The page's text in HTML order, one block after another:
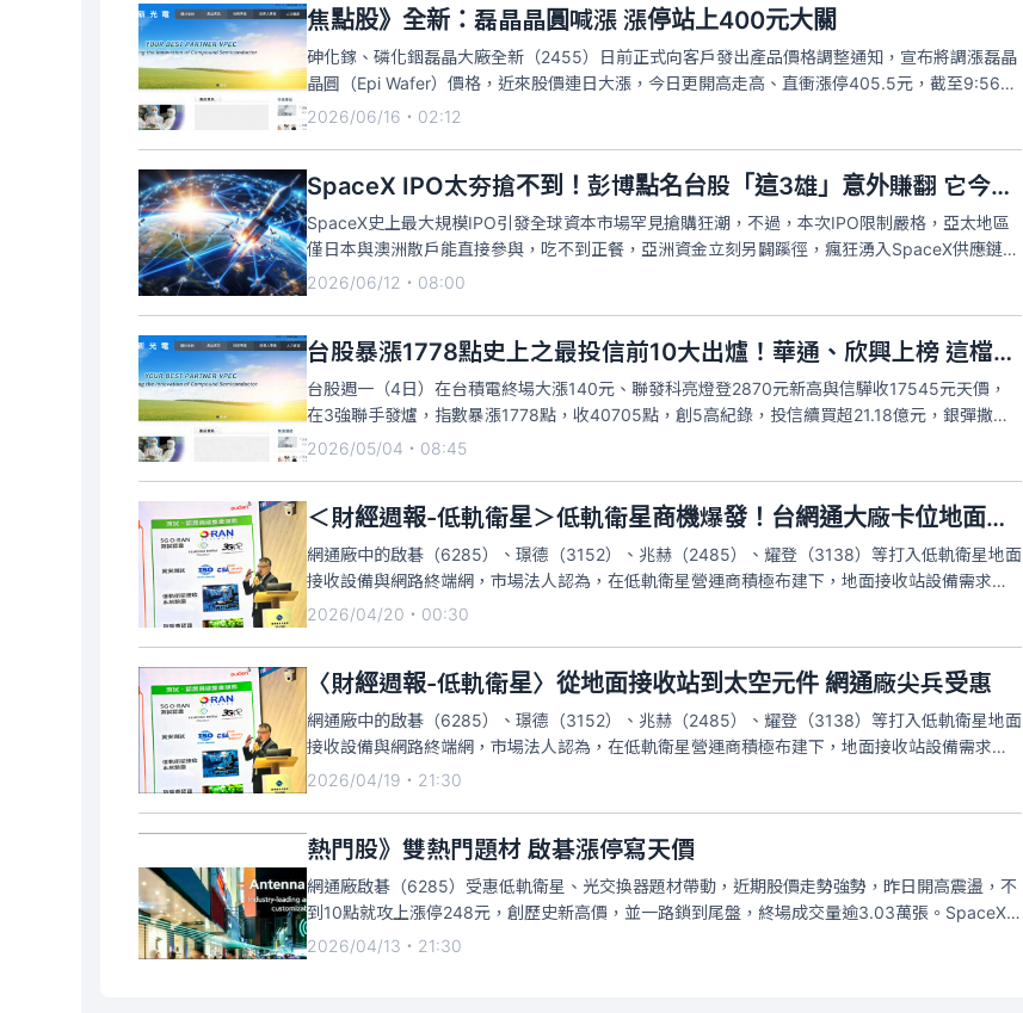
焦點股》全新：磊晶晶圓喊漲 漲停站上400元大關
砷化鎵、磷化銦磊晶大廠全新（2455）日前正式向客戶發出產品價格調整通知，宣布將調漲磊晶
晶圓（Epi Wafer）價格，近來股價連日大漲，今日更開高走高、直衝漲停405.5元，截至9:56分
為止，成交量破萬張，漲停委買張數高掛逾1800張。
2026/06/16・02:12
SpaceX IPO太夯搶不到！彭博點名台股「這3雄」意外賺翻 它今年狂飆170％
SpaceX史上最大規模IPO引發全球資本市場罕見搶購狂潮，不過，本次IPO限制嚴格，亞太地區
僅日本與澳洲散戶能直接參與，吃不到正餐，亞洲資金立刻另闢蹊徑，瘋狂湧入SpaceX供應鏈與
ETF，而台廠啟碁、敬鵬與昇達科3雄則意外成大贏家，股價不僅狠甩台股大盤，啟碁今年更以
2026/06/12・08:00
台股暴漲1778點史上之最投信前10大出爐！華通、欣興上榜 這檔最狂放量噴出
台股週一（4日）在台積電終場大漲140元、聯發科亮燈登2870元新高與信驊收17545元天價，
在3強聯手發爐，指數暴漲1778點，收40705點，創5高紀錄，投信續買超21.18億元，銀彈撒向
電子，其中又以全新最狂，出手買超2458張，股價繼連假前收漲停，今再攻高，終場上漲
2026/05/04・08:45
＜財經週報-低軌衛星＞低軌衛星商機爆發！台網通大廠卡位地面設備
網通廠中的啟碁（6285）、璟德（3152）、兆赫（2485）、耀登（3138）等打入低軌衛星地面
接收設備與網路終端網，市場法人認為，在低軌衛星營運商積極布建下，地面接收站設備需求也
隨用戶成長而倍增，相關台廠可望受惠。啟碁去年貢獻破百億 2026年占比衝28%續攀高峰
2026/04/20・00:30
〈財經週報-低軌衛星〉從地面接收站到太空元件 網通廠尖兵受惠
網通廠中的啟碁（6285）、璟德（3152）、兆赫（2485）、耀登（3138）等打入低軌衛星地面
接收設備與網路終端網，市場法人認為，在低軌衛星營運商積極布建下，地面接收站設備需求也
隨用戶成長而倍增，相關台廠可望受惠。啟碁去年貢獻破百億 2026年占比續攀高峰
2026/04/19・21:30
熱門股》雙熱門題材 啟碁漲停寫天價
網通廠啟碁（6285）受惠低軌衛星、光交換器題材帶動，近期股價走勢強勢，昨日開高震盪，不
到10點就攻上漲停248元，創歷史新高價，並一路鎖到尾盤，終場成交量逾3.03萬張。SpaceX
即將IPO（首次上市），啟碁是SpaceX用戶端產品主要供應商，以去年占營收逾10%計算，貢獻
2026/04/13・21:30